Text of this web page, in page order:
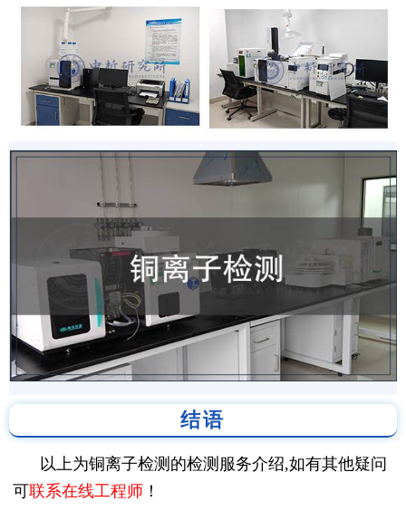
结语
以上为铜离子检测的检测服务介绍,如有其他疑问
可联系在线工程师 ！